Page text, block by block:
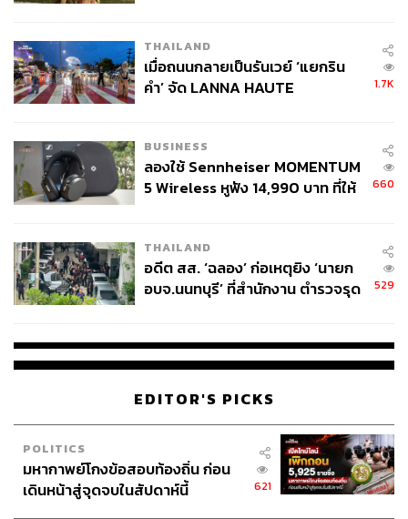
THAILAND
เมื่อถนนกลายเป็นรันเวย์ ‘แยกริน
คำ’ จัด LANNA HAUTE
1.7K
BUSINESS
ลองใช้ Sennheiser MOMENTUM
5 Wireless หูฟัง 14,990 บาท ที่ให้
660
THAILAND
อดีต สส. ‘ฉลอง’ ก่อเหตุยิง ‘นายก
อบจ.นนทบุรี’ ที่สำนักงาน ตำรวจรุด
529
EDITOR'S PICKS
POLITICS
มหากาพย์โกงข้อสอบท้องถิ่น ก่อน
เดินหน้าสู่จุดจบในสัปดาห์นี้
621